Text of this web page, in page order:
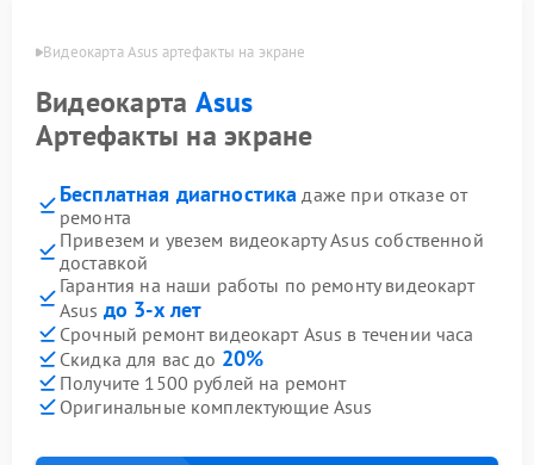
Видеокарта Asus артефакты на экране
Видеокарта Asus
Артефакты на экране
Бесплатная диагностика даже при отказе от
ремонта
Привезем и увезем видеокарту Asus собственной
доставкой
Гарантия на наши работы по ремонту видеокарт
Asus до 3-х лет
Срочный ремонт видеокарт Asus в течении часа
Скидка для вас до 20%
Получите 1500 рублей на ремонт
Оригинальные комплектующие Asus